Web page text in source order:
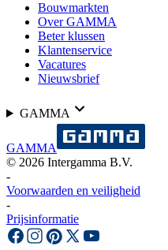
Bouwmarkten
Over GAMMA
Beter klussen
Klantenservice
Vacatures
Nieuwsbrief
GAMMA
GAMMA
© 2026 Intergamma B.V.
-
Voorwaarden en veiligheid
-
Prijsinformatie